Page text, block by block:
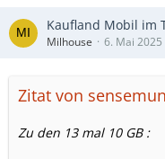
Kaufland Mobil im
Milhouse 6. Mai 2025
Zitat von
Zu den 13 mal 10 GB :